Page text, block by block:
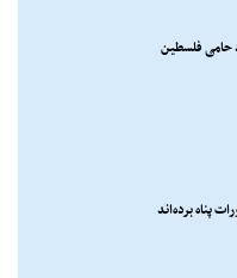
حامی فلسطین
پناه برده‌اند